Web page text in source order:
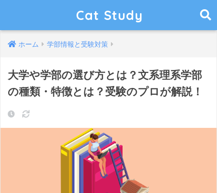
Cat Study
ホーム 学部情報と受験対策
大学や学部の選び方とは？文系理系学部
の種類・特徴とは？受験のプロが解説！